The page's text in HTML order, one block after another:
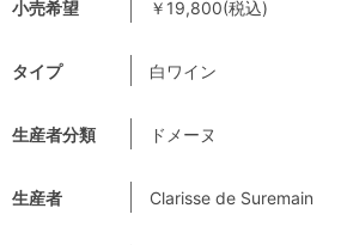
小売希望 ￥19,800(税込)
タイプ 白ワイン
生産者分類 ドメーヌ
生産者 Clarisse de Suremain